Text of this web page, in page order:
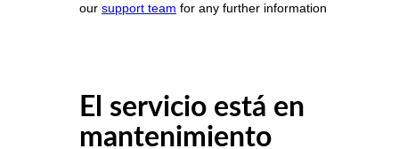
our support team for any further information
El servicio está en
mantenimiento